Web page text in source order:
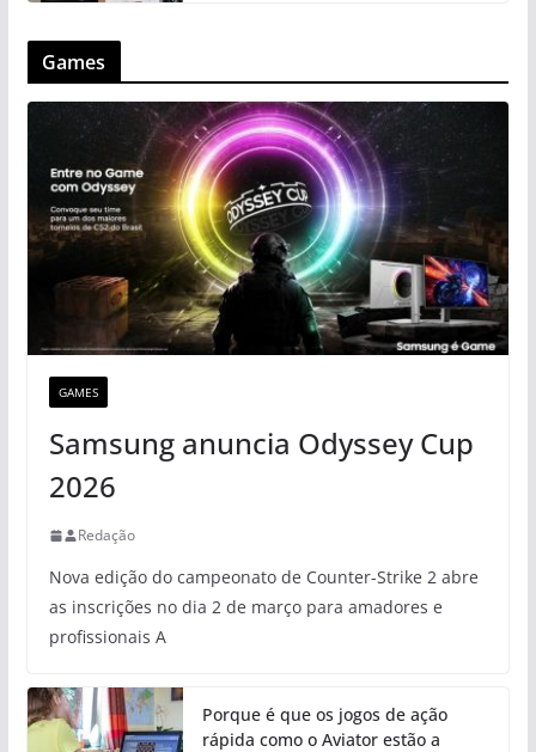
Games
GAMES
Samsung anuncia Odyssey Cup
2026
Redação
Nova edição do campeonato de Counter-Strike 2 abre
as inscrições no dia 2 de março para amadores e
profissionais A
Porque é que os jogos de ação
rápida como o Aviator estão a